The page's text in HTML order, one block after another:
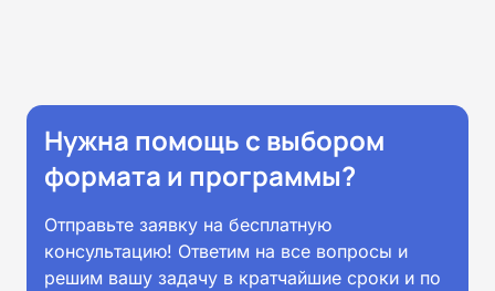
Нужна помощь с выбором
формата и программы?
Отправьте заявку на бесплатную
консультацию! Ответим на все вопросы и
решим вашу задачу в кратчайшие сроки и по